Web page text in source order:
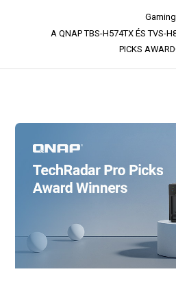
A QNAP TBS-H574TX ÉS TVS-
PICKS